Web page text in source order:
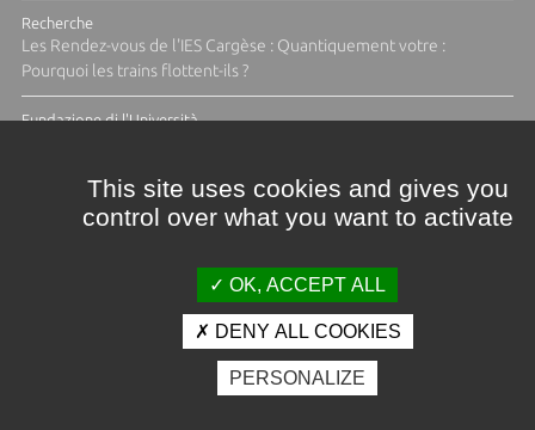
Recherche
Les Rendez-vous de l'IES Cargèse : Quantiquement votre :
Pourquoi les trains flottent-ils ?
Fundazione di l'Università
Crédits et mentions légales
Espace presse
Photothèque
This site uses cookies and gives you
control over what you want to activate
OK, ACCEPT ALL
DENY ALL COOKIES
PERSONALIZE